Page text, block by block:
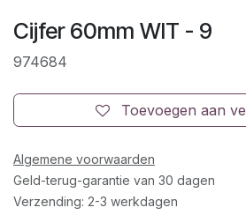
Cijfer 60mm WIT - 9
974684
Toevoegen aan
Algemene voorwaarden
Geld-terug-garantie van 30 dagen
Verzending: 2-3 werkdagen